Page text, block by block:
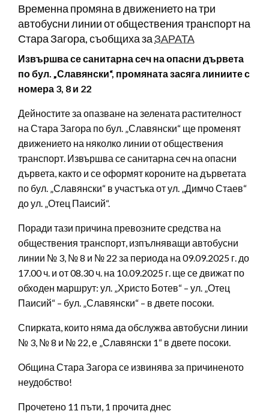
Временна промяна в движението на три
автобусни линии от обществения транспорт на
Стара Загора, съобщиха заЗАРАТА
Извършва се санитарна сеч на опасни дървета
по бул. „Славянски“, промяната засяга линиите с
номера 3, 8 и 22
Дейностите за опазване на зелената растителност
на Стара Загора по бул. „Славянски“ ще променят
движението на няколко линии от обществения
транспорт. Извършва се санитарна сеч на опасни
дървета, както и се оформят короните на дърветата
по бул. „Славянски“ в участъка от ул. „Димчо Стаев“
до ул. „Отец Паисий“.
Поради тази причина превозните средства на
обществения транспорт, изпълняващи автобусни
линии № 3, № 8 и № 22 за периода на 09.09.2025 г. до
17.00 ч. и от 08.30 ч. на 10.09.2025 г. ще се движат по
обходен маршрут: ул. „Христо Ботев“ – ул. „Отец
Паисий“ – бул. „Славянски“ – в двете посоки.
Спирката, които няма да обслужва автобусни линии
№ 3, № 8 и № 22, е „Славянски 1“ в двете посоки.
Община Стара Загора се извинява за причиненото
неудобство!
Прочетено 11 пъти, 1 прочита днес